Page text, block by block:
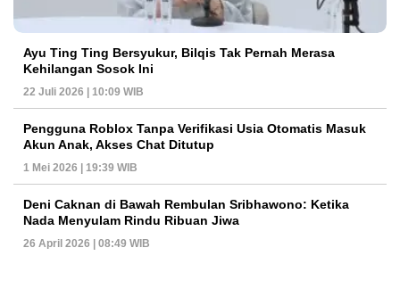
Ayu Ting Ting Bersyukur, Bilqis Tak Pernah Merasa
Kehilangan Sosok Ini
22 Juli 2026 | 10:09 WIB
Pengguna Roblox Tanpa Verifikasi Usia Otomatis Masuk
Akun Anak, Akses Chat Ditutup
1 Mei 2026 | 19:39 WIB
Deni Caknan di Bawah Rembulan Sribhawono: Ketika
Nada Menyulam Rindu Ribuan Jiwa
26 April 2026 | 08:49 WIB